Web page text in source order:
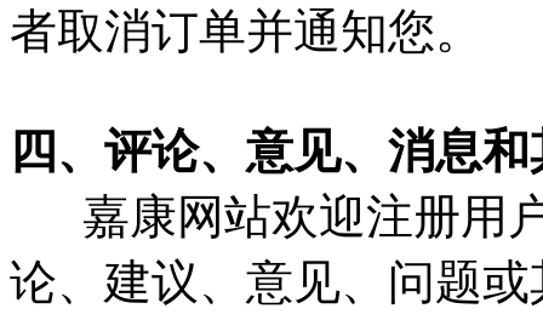
者取消订单并通知您。
四、评论、意见、消息
嘉康网站欢迎注册用
论、建议、意见、问题